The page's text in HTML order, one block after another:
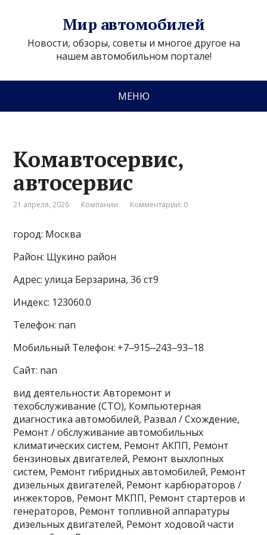
Мир автомобилей
Новости, обзоры, советы и многое другое на
нашем автомобильном портале!
МЕНЮ
Комавтосервис,
автосервис
21 апреля, 2026 Компании Комментарии: 0
город: Москва
Район: Щукино район
Адрес: улица Берзарина, 36 ст9
Индекс: 123060.0
Телефон: nan
Мобильный Телефон: +7‒915‒243‒93‒18
Сайт: nan
вид деятельности: Авторемонт и
техобслуживание (СТО), Компьютерная
диагностика автомобилей, Развал / Схождение,
Ремонт / обслуживание автомобильных
климатических систем, Ремонт АКПП, Ремонт
бензиновых двигателей, Ремонт выхлопных
систем, Ремонт гибридных автомобилей, Ремонт
дизельных двигателей, Ремонт карбюраторов /
инжекторов, Ремонт МКПП, Ремонт стартеров и
генераторов, Ремонт топливной аппаратуры
дизельных двигателей, Ремонт ходовой части